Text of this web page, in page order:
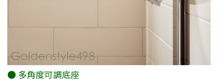
● 多角度可調底座